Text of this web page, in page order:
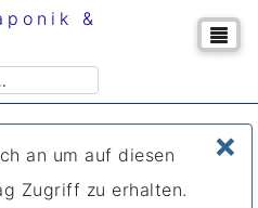
&
×
an um auf diesen
Zugriff zu erhalten.